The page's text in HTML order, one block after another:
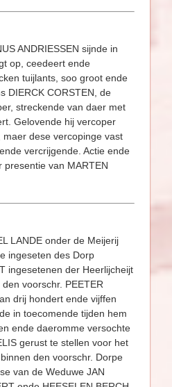
ANDRIESSEN sijnde in
op, ceedeert ende
tuijlants, soo groot ende
DIERCK CORSTEN, de
streckende van daer met
Gelovende hij vercoper
dese vercopinge vast
vercrijgende. Actie ende
van MARTEN
LANDE onder de Meijerij
ingeseten des Dorp
ingesetenen der Heerlijcheijt
voorschr. PEETER
drij hondert ende vijffen
in toecomende tijden hem
ende daeromme versochte
gerust te stellen voor het
den voorschr. Dorpe
van de Weduwe JAN